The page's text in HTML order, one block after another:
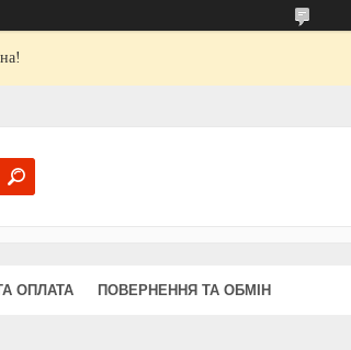
ОПЛАТА ПОВЕРНЕННЯ ТА ОБМІН